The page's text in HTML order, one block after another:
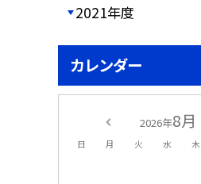
2021年度
カレンダー
2026年8月
日 月 火 水 木